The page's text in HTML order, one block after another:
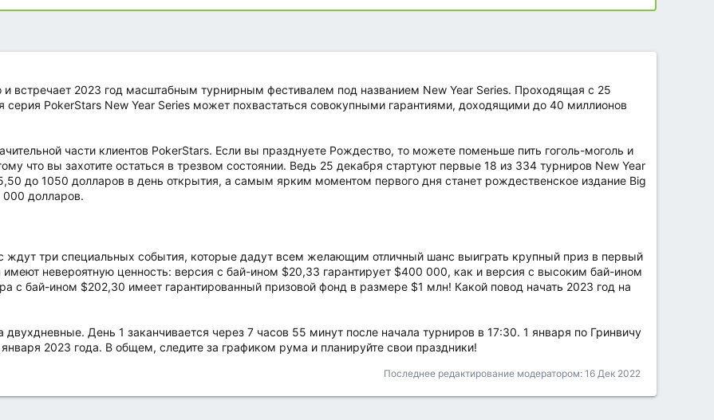
и встречает 2023 год масштабным турнирным фестивалем под названием New Year Series. Проходящая с 25
серия PokerStars New Year Series может похвастаться совокупными гарантиями, доходящими до 40 миллионов
части клиентов PokerStars. Если вы празднуете Рождество, то можете поменьше пить гоголь-моголь и
что вы захотите остаться в трезвом состоянии. Ведь 25 декабря стартуют первые 18 из 334 турниров New Year
до 1050 долларов в день открытия, а самым ярким моментом первого дня станет рождественское издание Big
000 долларов.
ждут три специальных события, которые дадут всем желающим отличный шанс выиграть крупный приз в первый
имеют невероятную ценность: версия с бай-ином $20,33 гарантирует $400 000, как и версия с высоким бай-ином
с бай-ином $202,30 имеет гарантированный призовой фонд в размере $1 млн! Какой повод начать 2023 год на
двухдневные. День 1 заканчивается через 7 часов 55 минут после начала турниров в 17:30. 1 января по Гринвичу
2023 года. В общем, следите за графиком рума и планируйте свои праздники!
Последнее редактирование модератором: 16 Дек 2022